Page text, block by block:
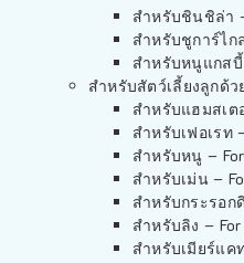
สำหรับชินชิล่า
สำหรับชูการ์ไก
สำหรับหนูแกสบี้
สำหรับสัตว์เลี้ยงลูกด้
สำหรับแฮมสเต
สำหรับเฟอเรท
สำหรับหนู –
สำหรับเม่น –
สำหรับกระรอก
สำหรับลิง – For
สำหรับเมียร์แค